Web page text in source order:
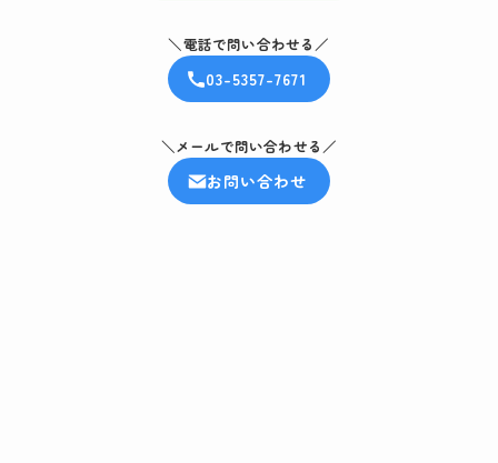
＼電話で問い合わせる／
03-5357-7671
＼メールで問い合わせる／
お問い合わせ